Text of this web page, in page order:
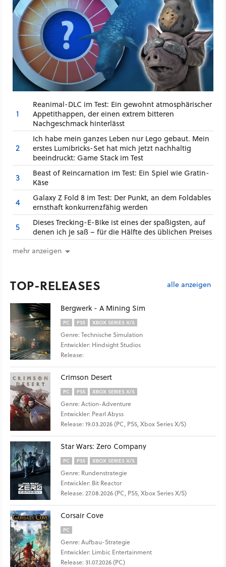
1
Reanimal-DLC im Test: Ein gewohnt atmosphärischer
Appetithappen, der einen extrem bitteren
Nachgeschmack hinterlässt
2
Ich habe mein ganzes Leben nur Lego gebaut. Mein
erstes Lumibricks-Set hat mich jetzt nachhaltig
beeindruckt: Game Stack im Test
3
Beast of Reincarnation im Test: Ein Spiel wie Gratin-
Käse
4
Galaxy Z Fold 8 im Test: Der Punkt, an dem Foldables
ernsthaft konkurrenzfähig werden
5
Dieses Trecking-E-Bike ist eines der spaßigsten, auf
denen ich je saß – für die Hälfte des üblichen Preises
mehr anzeigen
TOP-RELEASES alle anzeigen
Bergwerk - A Mining Sim
PC PS5 XBOX SERIES X/S
Genre: Technische Simulation
Entwickler: Hindsight Studios
Release:
Crimson Desert
PC PS5 XBOX SERIES X/S
Genre: Action-Adventure
Entwickler: Pearl Abyss
Release: 19.03.2026 (PC, PS5, Xbox Series X/S)
Star Wars: Zero Company
PC PS5 XBOX SERIES X/S
Genre: Rundenstrategie
Entwickler: Bit Reactor
Release: 27.08.2026 (PC, PS5, Xbox Series X/S)
Corsair Cove
PC
Genre: Aufbau-Strategie
Entwickler: Limbic Entertainment
Release: 31.07.2026 (PC)